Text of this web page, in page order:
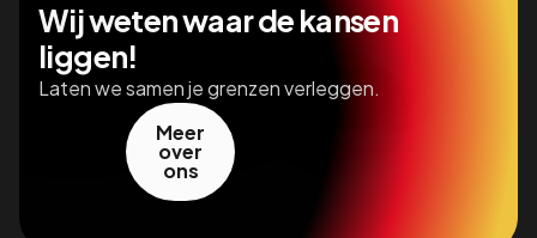
Wij weten waar de kansen
liggen!
Laten we samen je grenzen verleggen.
Meer
over
ons